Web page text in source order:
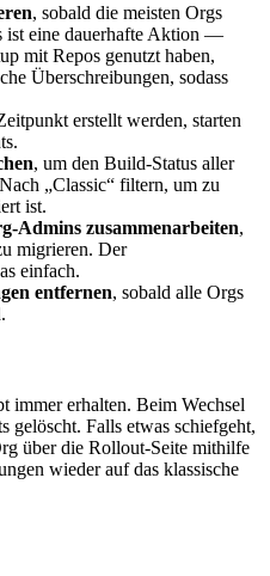
, sobald die meisten Orgs
ist eine dauerhafte Aktion —
mit Repos genutzt haben,
Überschreibungen, sodass
erstellt werden, starten
, um den Build-Status aller
„Classic“ filtern, um zu
ist.
Admins zusammenarbeiten,
migrieren. Der
einfach.
entfernen, sobald alle Orgs
immer erhalten. Beim Wechsel
Falls etwas schiefgeht,
über die Rollout-Seite mithilfe
wieder auf das klassische